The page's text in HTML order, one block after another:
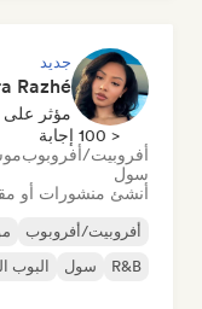
جديد
Razhé
مؤثر على
< 100 إجابة
أفروبيت/أفروبوب
سول
أنشئ منشورات أو
أفروبيت/أفروبوب
R&B
سول البوب